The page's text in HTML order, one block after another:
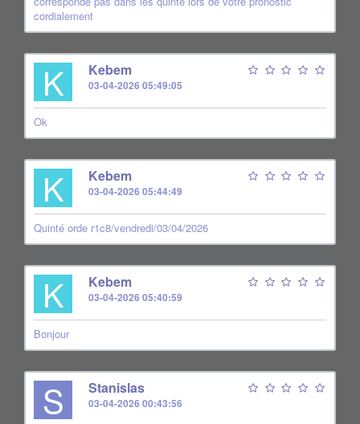
cordialement
K Kebem
03-04-2026 05:49:05
Ok
K Kebem
03-04-2026 05:44:49
Quinté orde r1c8/vendredi/03/04/2026
K Kebem
03-04-2026 05:40:59
Bonjour
S Stanislas
03-04-2026 00:43:56